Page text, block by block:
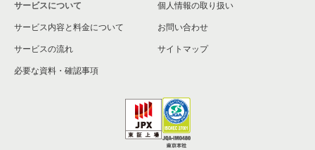
サービスについて
サービス内容と料金について
サービスの流れ
必要な資料・確認事項
個人情報の取り扱い
お問い合わせ
サイトマップ